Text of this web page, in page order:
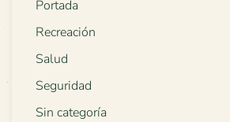
Portada
Recreación
Salud
Seguridad
Sin categoría